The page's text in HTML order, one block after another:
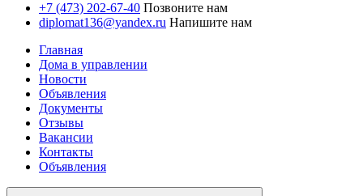
+7 (473) 202-67-40 Позвоните нам
diplomat136@yandex.ru Напишите нам
Главная
Дома в управлении
Новости
Объявления
Документы
Отзывы
Вакансии
Контакты
Объявления